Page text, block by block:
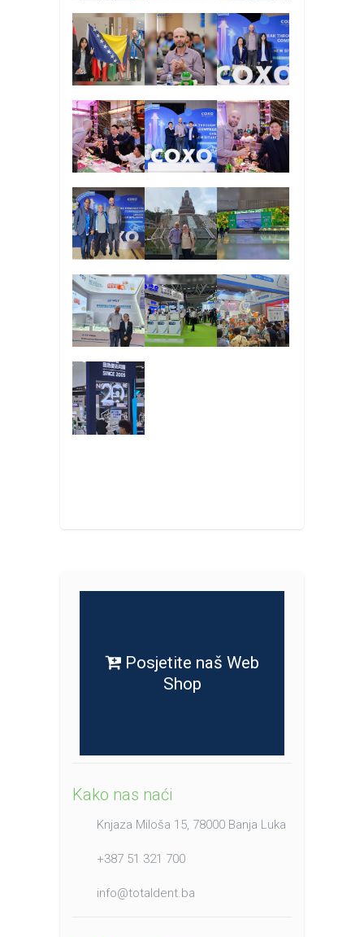
Posjetite naš Web
Shop
Kako nas naći
Knjaza Miloša 15, 78000 Banja Luka
+387 51 321 700
info@totaldent.ba